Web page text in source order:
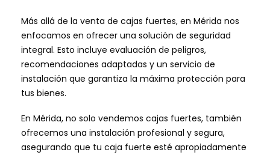
Más allá de la venta de cajas fuertes, en Mérida nos
enfocamos en ofrecer una solución de seguridad
integral. Esto incluye evaluación de peligros,
recomendaciones adaptadas y un servicio de
instalación que garantiza la máxima protección para
tus bienes.
En Mérida, no solo vendemos cajas fuertes, también
ofrecemos una instalación profesional y segura,
asegurando que tu caja fuerte esté apropiadamente